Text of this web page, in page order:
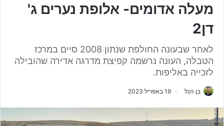
מעלה אדומים- אלופת נערים ג'
דן2
לאחר שבעונה החולפת שנתון 2008 סיים במרכז
הטבלה, העונה נרשמה קפיצת מדרגה אדירה שהובילה
לזכייה באליפות.
בן הנל 19 באפריל 2023